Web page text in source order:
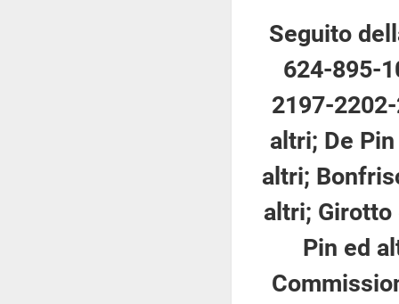
Seguito
624-895-
2197-
altri; De
altri;
altri; Girotto
Pin ed